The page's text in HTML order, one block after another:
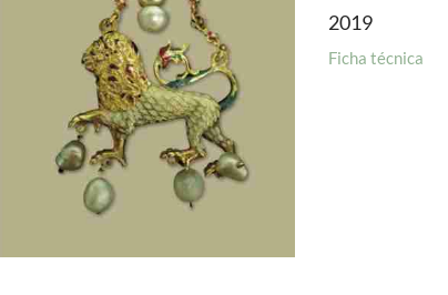
2019
Ficha técnica